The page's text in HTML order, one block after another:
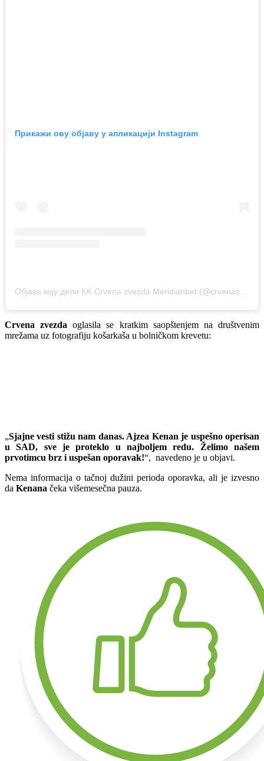
Прикажи ову објаву у апликацији Instagram
Crvena zvezda oglasila se kratkim saopštenjem na društvenim
mrežama uz fotografiju košarkaša u bolničkom krevetu:
„Sjajne vesti stižu nam danas. Ajzea Kenan je uspešno operisan
u SAD, sve je proteklo u najboljem redu. Želimo našem
prvotimcu brz i uspešan oporavak!“, navedeno je u objavi.
Nema informacija o tačnoj dužini perioda oporavka, ali je izvesno
da Kenana čeka višemesečna pauza.